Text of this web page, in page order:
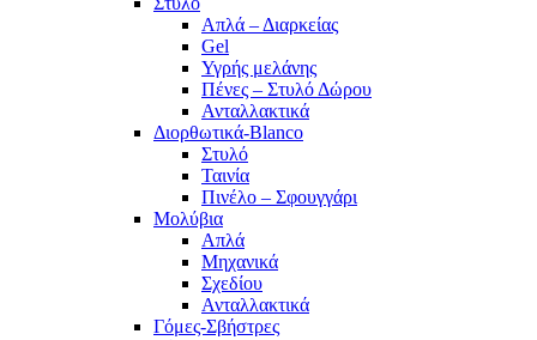
Απλά – Διαρκείας
Gel
Υγρής μελάνης
Πένες – Στυλό Δώρου
Ανταλλακτικά
Διορθωτικά-Blanco
Στυλό
Ταινία
Πινέλο – Σφουγγάρι
Μολύβια
Απλά
Μηχανικά
Σχεδίου
Ανταλλακτικά
Γόμες-Σβήστρες